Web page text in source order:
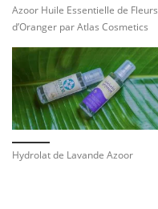
Azoor Huile Essentielle de Fleurs
d’Oranger par Atlas Cosmetics
Hydrolat de Lavande Azoor